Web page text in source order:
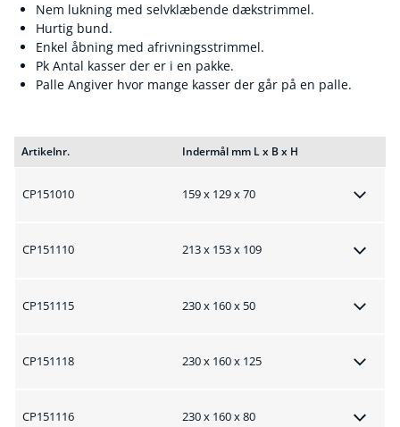
Nem lukning med selvklæbende dækstrimmel.
Hurtig bund.
Enkel åbning med afrivningsstrimmel.
Pk Antal kasser der er i en pakke.
Palle Angiver hvor mange kasser der går på en palle.
Artikelnr. Indermål mm L x B x H
CP151010 159 x 129 x 70
CP151110 213 x 153 x 109
CP151115 230 x 160 x 50
CP151118 230 x 160 x 125
CP151116 230 x 160 x 80